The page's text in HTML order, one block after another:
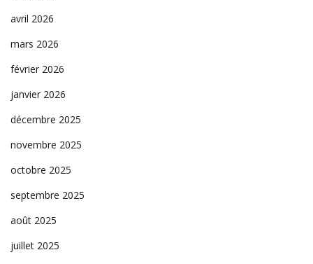
avril 2026
mars 2026
février 2026
janvier 2026
décembre 2025
novembre 2025
octobre 2025
septembre 2025
août 2025
juillet 2025